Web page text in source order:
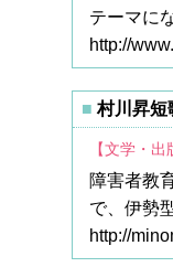
テーマに
http://
村川昇短
【文学・
障害者教
で、伊勢
http://